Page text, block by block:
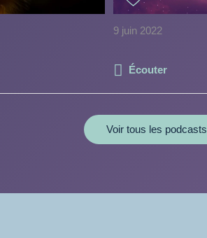
9 juin 2022
Écouter
Voir tous les podcasts